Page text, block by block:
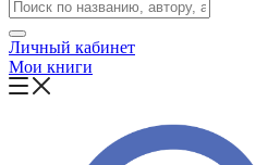
Личный кабинет
Мои книги